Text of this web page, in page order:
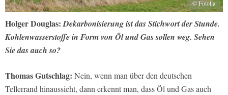
© Fotolia
Holger Douglas:Dekarbonisierung ist das Stichwort der Stunde.
Kohlen­wasserstoffe in Form von Öl und Gas sollen weg. Sehen
Sie das auch so?
Thomas Gutschlag: Nein, wenn man über den deutschen
Tellerrand hinaussieht, dann erkennt man, dass Öl und Gas auch